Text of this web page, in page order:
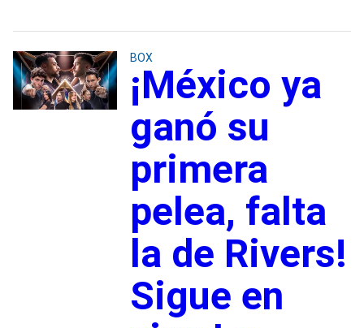
BOX
¡México ya
ganó su
primera
pelea, falta
la de Rivers!
Sigue en